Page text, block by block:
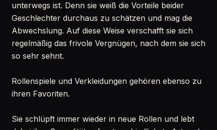
unterwegs ist. Denn sie weiß die Vorteile beider
Geschlechter durchaus zu schätzen und mag die
Abwechslung. Auf diese Weise verschafft sie sich
regelmäßig das frivole Vergnügen, nach dem sie sich
so sehr sehnt.
Rollenspiele und Verkleidungen gehören ebenso zu
ihren Favoriten.
Sie schlüpft immer wieder in neue Rollen und lebt